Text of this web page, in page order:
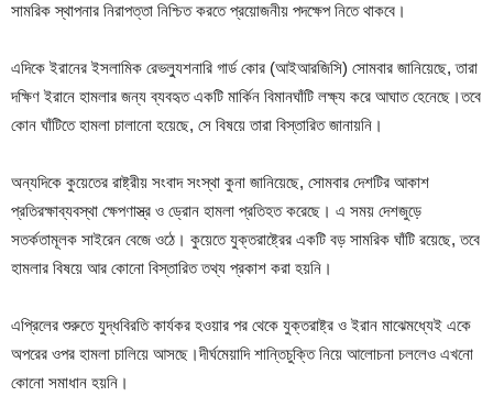
সামরিক স্থাপনার নিরাপত্তা নিশ্চিত করতে প্রয়োজনীয় পদক্ষেপ নিতে থাকবে।
এদিকে ইরানের ইসলামিক রেভল্যুশনারি গার্ড কোর (আইআরজিসি) সোমবার জানিয়েছে, তারা
দক্ষিণ ইরানে হামলার জন্য ব্যবহৃত একটি মার্কিন বিমানঘাঁটি লক্ষ্য করে আঘাত হেনেছে।তবে
কোন ঘাঁটিতে হামলা চালানো হয়েছে, সে বিষয়ে তারা বিস্তারিত জানায়নি।
অন্যদিকে কুয়েতের রাষ্ট্রীয় সংবাদ সংস্থা কুনা জানিয়েছে, সোমবার দেশটির আকাশ
প্রতিরক্ষাব্যবস্থা ক্ষেপণাস্ত্র ও ড্রোন হামলা প্রতিহত করেছে। এ সময় দেশজুড়ে
সতর্কতামূলক সাইরেন বেজে ওঠে। কুয়েতে যুক্তরাষ্ট্রের একটি বড় সামরিক ঘাঁটি রয়েছে, তবে
হামলার বিষয়ে আর কোনো বিস্তারিত তথ্য প্রকাশ করা হয়নি।
এপ্রিলের শুরুতে যুদ্ধবিরতি কার্যকর হওয়ার পর থেকে যুক্তরাষ্ট্র ও ইরান মাঝেমধ্যেই একে
অপরের ওপর হামলা চালিয়ে আসছে।দীর্ঘমেয়াদি শান্তিচুক্তি নিয়ে আলোচনা চললেও এখনো
কোনো সমাধান হয়নি।